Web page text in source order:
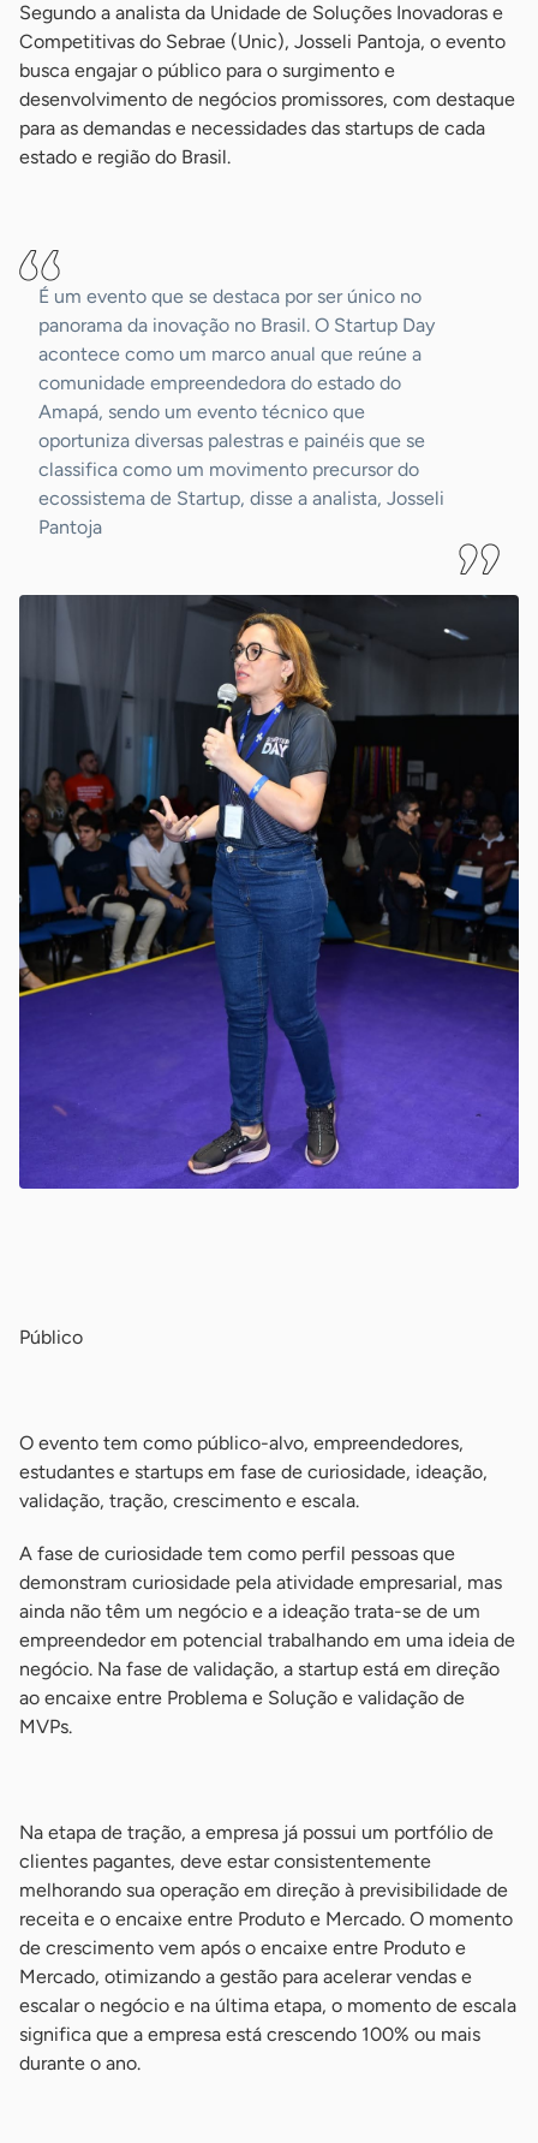
Segundo a analista da Unidade de Soluções Inovadoras e
Competitivas do Sebrae (Unic), Josseli Pantoja, o evento
busca engajar o público para o surgimento e
desenvolvimento de negócios promissores, com destaque
para as demandas e necessidades das startups de cada
estado e região do Brasil.
É um evento que se destaca por ser único no
panorama da inovação no Brasil. O Startup Day
acontece como um marco anual que reúne a
comunidade empreendedora do estado do
Amapá, sendo um evento técnico que
oportuniza diversas palestras e painéis que se
classifica como um movimento precursor do
ecossistema de Startup, disse a analista, Josseli
Pantoja
Público
O evento tem como público-alvo, empreendedores,
estudantes e startups em fase de curiosidade, ideação,
validação, tração, crescimento e escala.
A fase de curiosidade tem como perfil pessoas que
demonstram curiosidade pela atividade empresarial, mas
ainda não têm um negócio e a ideação trata-se de um
empreendedor em potencial trabalhando em uma ideia de
negócio. Na fase de validação, a startup está em direção
ao encaixe entre Problema e Solução e validação de
MVPs.
Na etapa de tração, a empresa já possui um portfólio de
clientes pagantes, deve estar consistentemente
melhorando sua operação em direção à previsibilidade de
receita e o encaixe entre Produto e Mercado. O momento
de crescimento vem após o encaixe entre Produto e
Mercado, otimizando a gestão para acelerar vendas e
escalar o negócio e na última etapa, o momento de escala
significa que a empresa está crescendo 100% ou mais
durante o ano.